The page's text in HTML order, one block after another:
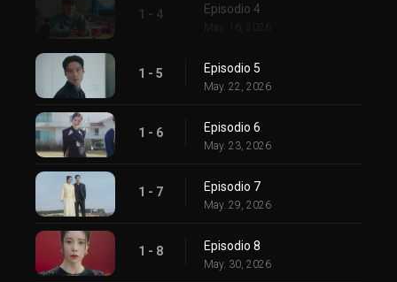
1 - 4 Episodio 4
May. 16, 2026
1 - 5 Episodio 5
May. 22, 2026
1 - 6 Episodio 6
May. 23, 2026
1 - 7 Episodio 7
May. 29, 2026
1 - 8 Episodio 8
May. 30, 2026